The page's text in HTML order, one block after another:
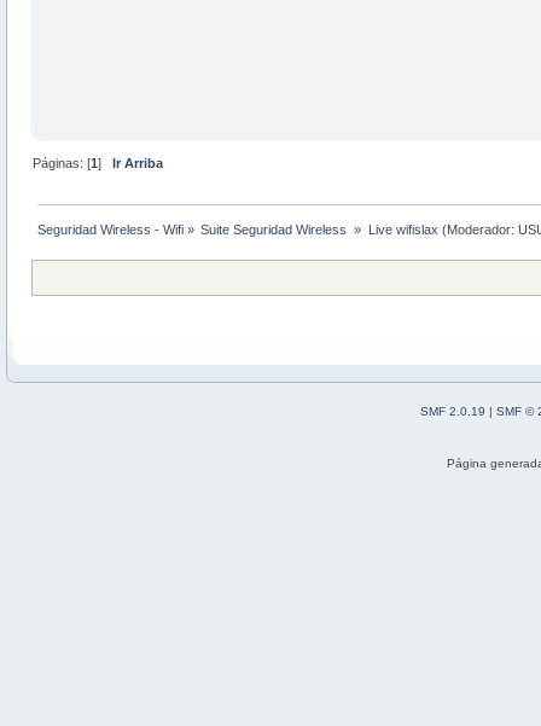
Páginas: [1]Ir Arriba
Seguridad Wireless - Wifi » Suite Seguridad Wireless » Live wifislax (Moderador:
SMF 2.0.19 | SMF ©
Página